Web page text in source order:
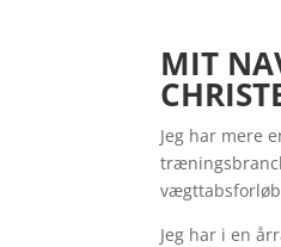
MIT
Jeg har mere
Jeg har i en